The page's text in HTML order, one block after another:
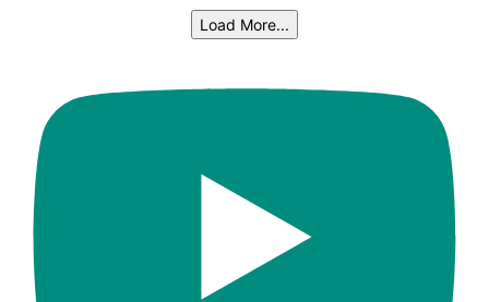
Load More...